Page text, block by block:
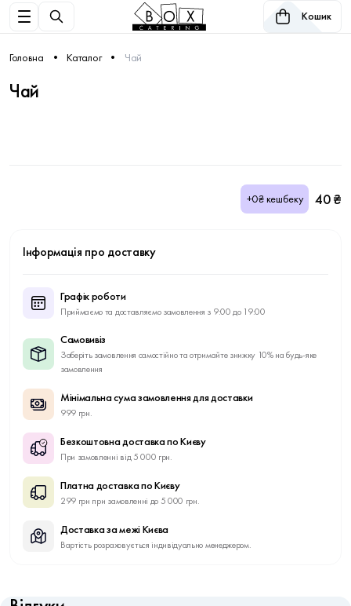
Кошик
Головна Каталог Чай
Чай
+0₴ кешбеку 40 ₴
Інформація про доставку
Графік роботи
Приймаємо та доставляємо замовлення з 9:00 до 19:00
Самовивіз
Заберіть замовлення самостійно та отримайте знижку 10% на будь-яке
замовлення
Мінімальна сума замовлення для доставки
999 грн.
Безкоштовна доставка по Києву
При замовленні від 5 000 грн.
Платна доставка по Києву
299 грн при замовленні до 5 000 грн.
Доставка за межі Києва
Вартість розраховується індивідуально менеджером.